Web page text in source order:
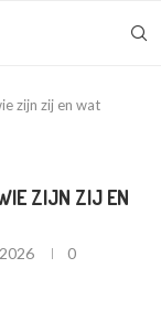
zijn zij en wat
ZIJN ZIJ EN
0